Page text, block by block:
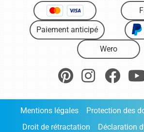
Paiement anticipé
Wero
Mentions légales Protection des
Droit de rétractation
Déclaration